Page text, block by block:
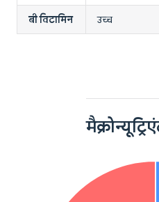
बी विटामिन उच्च